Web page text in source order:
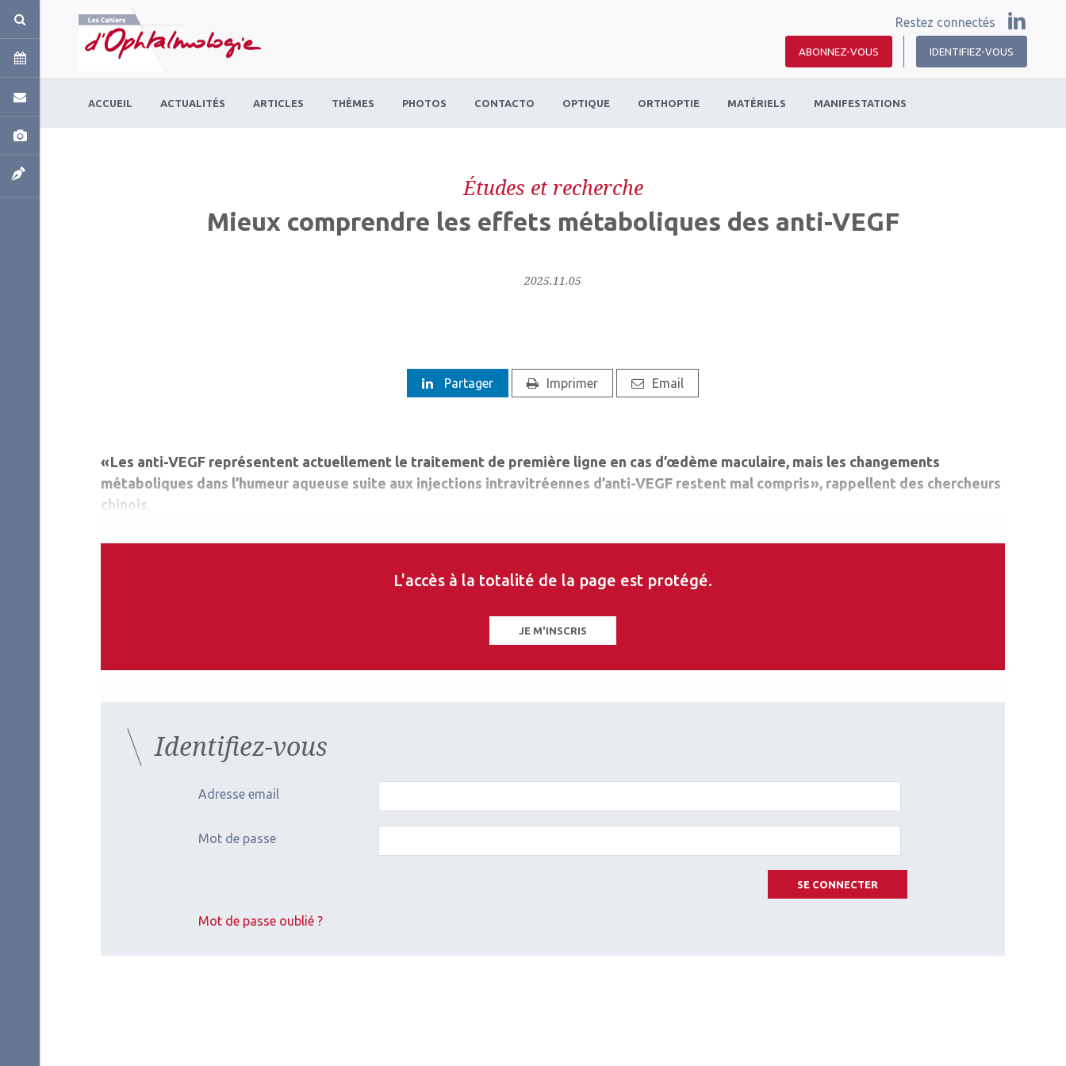
Restez connectés
ABONNEZ-VOUS IDENTIFIEZ-VOUS
ACCUEIL ACTUALITÉS ARTICLES THÈMES PHOTOS CONTACTO OPTIQUE ORTHOPTIE MATÉRIELS MANIFESTATIONS
Études et recherche
Mieux comprendre les effets métaboliques des anti-VEGF
2025.11.05
Partager Imprimer Email
« Les anti-VEGF représentent actuellement le traitement de première ligne en cas d’œdème maculaire, mais les changements
métaboliques dans l’humeur aqueuse suite aux injections intravitréennes d’anti-VEGF restent mal compris », rappellent des chercheurs
chinois.
L'accès à la totalité de la page est protégé.
JE M'INSCRIS
Identifiez-vous
Adresse email
Mot de passe
SE CONNECTER
Mot de passe oublié ?
Panneau de gestion des cookies